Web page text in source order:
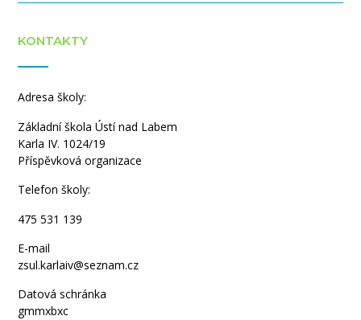
KONTAKTY
Adresa školy:
Základní škola Ústí nad Labem
Karla IV. 1024/19
Příspěvková organizace
Telefon školy:
475 531 139
E-mail
zsul.karlaiv@seznam.cz
Datová schránka
gmmxbxc